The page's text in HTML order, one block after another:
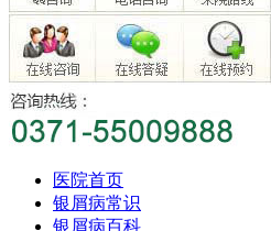
医院首页
银屑病常识
银屑病百科